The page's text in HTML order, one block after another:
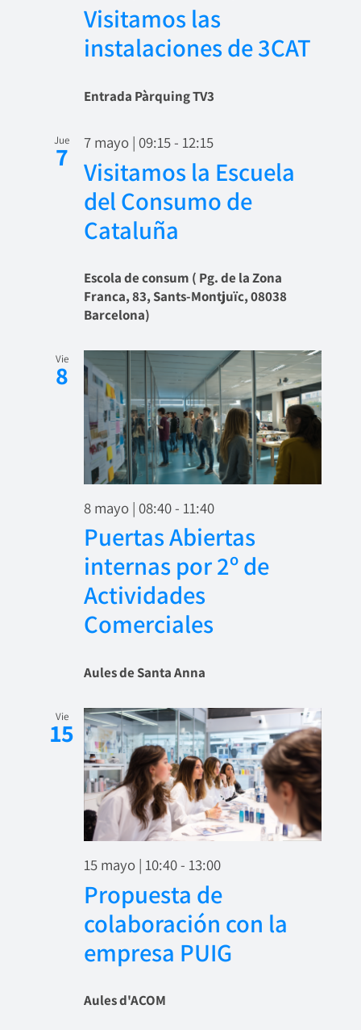
Visitamos las
instalaciones de 3CAT
Entrada Pàrquing TV3
Jue
7 7 mayo | 09:15- 12:15
Visitamos la Escuela
del Consumo de
Cataluña
Escola de consum ( Pg. de la Zona
Franca, 83, Sants-Montjuïc, 08038
Barcelona)
Vie
8
8 mayo | 08:40- 11:40
Puertas Abiertas
internas por 2º de
Actividades
Comerciales
Aules de Santa Anna
Vie
15
15 mayo | 10:40- 13:00
Propuesta de
colaboración con la
empresa PUIG
Aules d'ACOM